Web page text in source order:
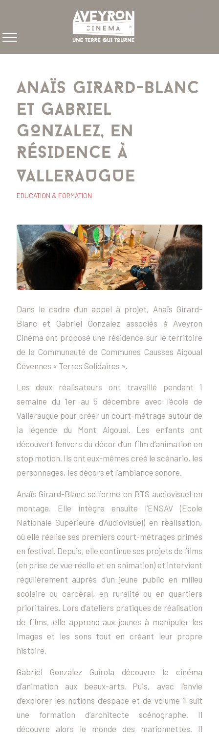
ANAÏS GIRARD-BLANC
ET GABRIEL
GONZALEZ, EN
RÉSIDENCE À
VALLERAUGUE
EDUCATION & FORMATION
Dans le cadre d’un appel à projet, Anaïs Girard-
Blanc et Gabriel Gonzalez associés à Aveyron
Cinéma ont proposé une résidence sur le territoire
de la Communauté de Communes Causses Aigoual
Cévennes « Terres Solidaires ».
Les deux réalisateurs ont travaillé pendant 1
semaine du 1er au 5 décembre avec l’école de
Valleraugue pour créer un court-métrage autour de
la légende du Mont Aigoual. Les enfants ont
découvert l’envers du décor d’un film d’animation en
stop motion. Ils ont eux-mêmes créé le scénario, les
personnages, les décors et l’ambiance sonore.
Anaïs Girard-Blanc se forme en BTS audiovisuel en
montage. Elle intègre ensuite l’ENSAV (Ecole
Nationale Supérieure d’Audiovisuel) en réalisation,
où elle réalise ses premiers court-métrages primés
en festival. Depuis, elle continue ses projets de films
(en prise de vue réelle et en animation) et intervient
régulièrement auprès d’un jeune public en milieu
scolaire ou carcéral, en ruralité ou en quartiers
prioritaires. Lors d’ateliers pratiques de réalisation
de films, elle apprend aux jeunes à manipuler les
images et les sons tout en créant leur propre
histoire.
Gabriel Gonzalez Guirola découvre le cinéma
d’animation aux beaux-arts. Puis, avec l’envie
d’explorer les notions d’espace et de volume il suit
une formation d’architecte scénographe. Il
découvre alors le monde des marionnettes. Il